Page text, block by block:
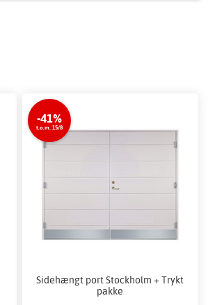
-41%
t.o.m. 15/8
Sidehængt port Stockholm + Trykt
pakke